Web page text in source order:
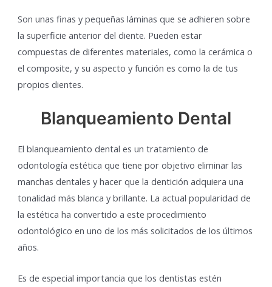
Son unas finas y pequeñas láminas que se adhieren sobre
la superficie anterior del diente. Pueden estar
compuestas de diferentes materiales, como la cerámica o
el composite, y su aspecto y función es como la de tus
propios dientes.
Blanqueamiento Dental
El blanqueamiento dental es un tratamiento de
odontología estética que tiene por objetivo eliminar las
manchas dentales y hacer que la dentición adquiera una
tonalidad más blanca y brillante. La actual popularidad de
la estética ha convertido a este procedimiento
odontológico en uno de los más solicitados de los últimos
años.
Es de especial importancia que los dentistas estén